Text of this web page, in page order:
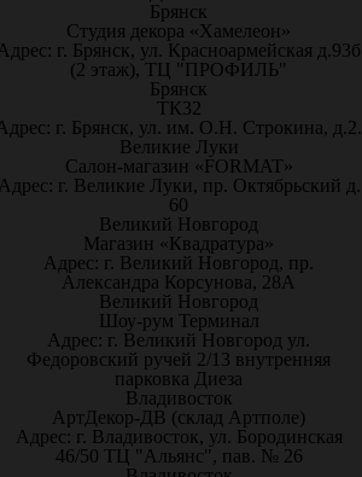
Брянск
Студия декора «Хамелеон»
г. Брянск, ул. Красноармейская д.93б
(2 этаж), ТЦ "ПРОФИЛЬ"
Брянск
ТК32
г. Брянск, ул. им. О.Н. Строкина, д.2.
Великие Луки
Салон-магазин «FORMAT»
г. Великие Луки, пр. Октябрьский д.
60
Великий Новгород
Магазин «Квадратура»
Адрес: г. Великий Новгород, пр.
Александра Корсунова, 28А
Великий Новгород
Шоу-рум Терминал
Адрес: г. Великий Новгород ул.
Федоровский ручей 2/13 внутренняя
парковка Диеза
Владивосток
АртДекор-ДВ (склад Артполе)
Адрес: г. Владивосток, ул. Бородинская
46/50 ТЦ "Альянс", пав. № 26